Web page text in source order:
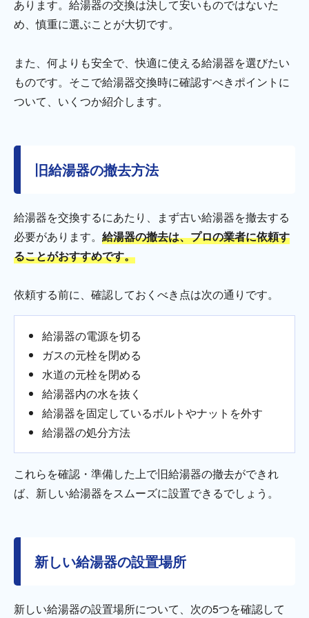
あります。給湯器の交換は決して安いものではないた
め、慎重に選ぶことが大切です。
また、何よりも安全で、快適に使える給湯器を選びたい
ものです。そこで給湯器交換時に確認すべきポイントに
ついて、いくつか紹介します。
旧給湯器の撤去方法
給湯器を交換するにあたり、まず古い給湯器を撤去する
必要があります。 給湯器の撤去は、プロの業者に依頼す
ることがおすすめです。
依頼する前に、確認しておくべき点は次の通りです。
給湯器の電源を切る
ガスの元栓を閉める
水道の元栓を閉める
給湯器内の水を抜く
給湯器を固定しているボルトやナットを外す
給湯器の処分方法
これらを確認・準備した上で旧給湯器の撤去ができれ
ば、新しい給湯器をスムーズに設置できるでしょう。
新しい給湯器の設置場所
新しい給湯器の設置場所について、次の5つを確認して